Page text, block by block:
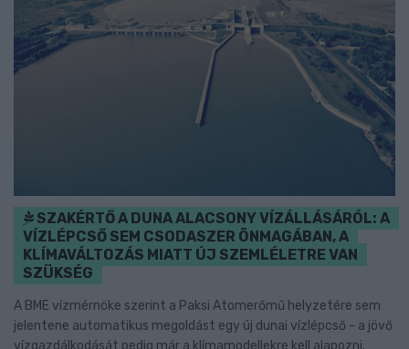
SZAKÉRTŐ A DUNA ALACSONY VÍZÁLLÁSÁRÓL: A
VÍZLÉPCSŐ SEM CSODASZER ÖNMAGÁBAN, A
KLÍMAVÁLTOZÁS MIATT ÚJ SZEMLÉLETRE VAN
SZÜKSÉG
A BME vízmérnöke szerint a Paksi Atomerőmű helyzetére sem
jelentene automatikus megoldást egy új dunai vízlépcső - a jövő